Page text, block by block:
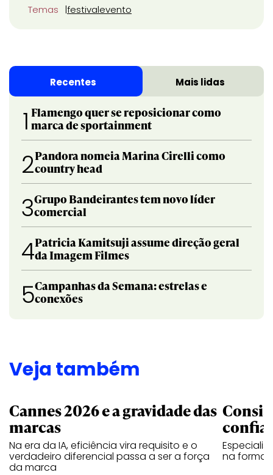
Temas festivalevento
Recentes Mais lidas
1 Flamengo quer se reposicionar como
marca de sportainment
2Pandora nomeia Marina Cirelli como
country head
3Grupo Bandeirantes tem novo líder
comercial
4Patricia Kamitsuji assume direção geral
da Imagem Filmes
5Campanhas da Semana: estrelas e
conexões
Veja também
Cannes 2026 e a gravidade das
marcas
Na era da IA, eficiência vira requisito e o
verdadeiro diferencial passa a ser a força
da marca
na forma